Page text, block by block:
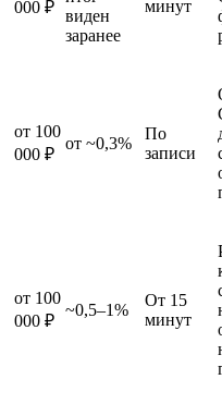
000 ₽ виден
заранее
минут
от 100
000 ₽
от ~0,3%
По
записи
от 100
000 ₽
~0,5–1%
От 15
минут